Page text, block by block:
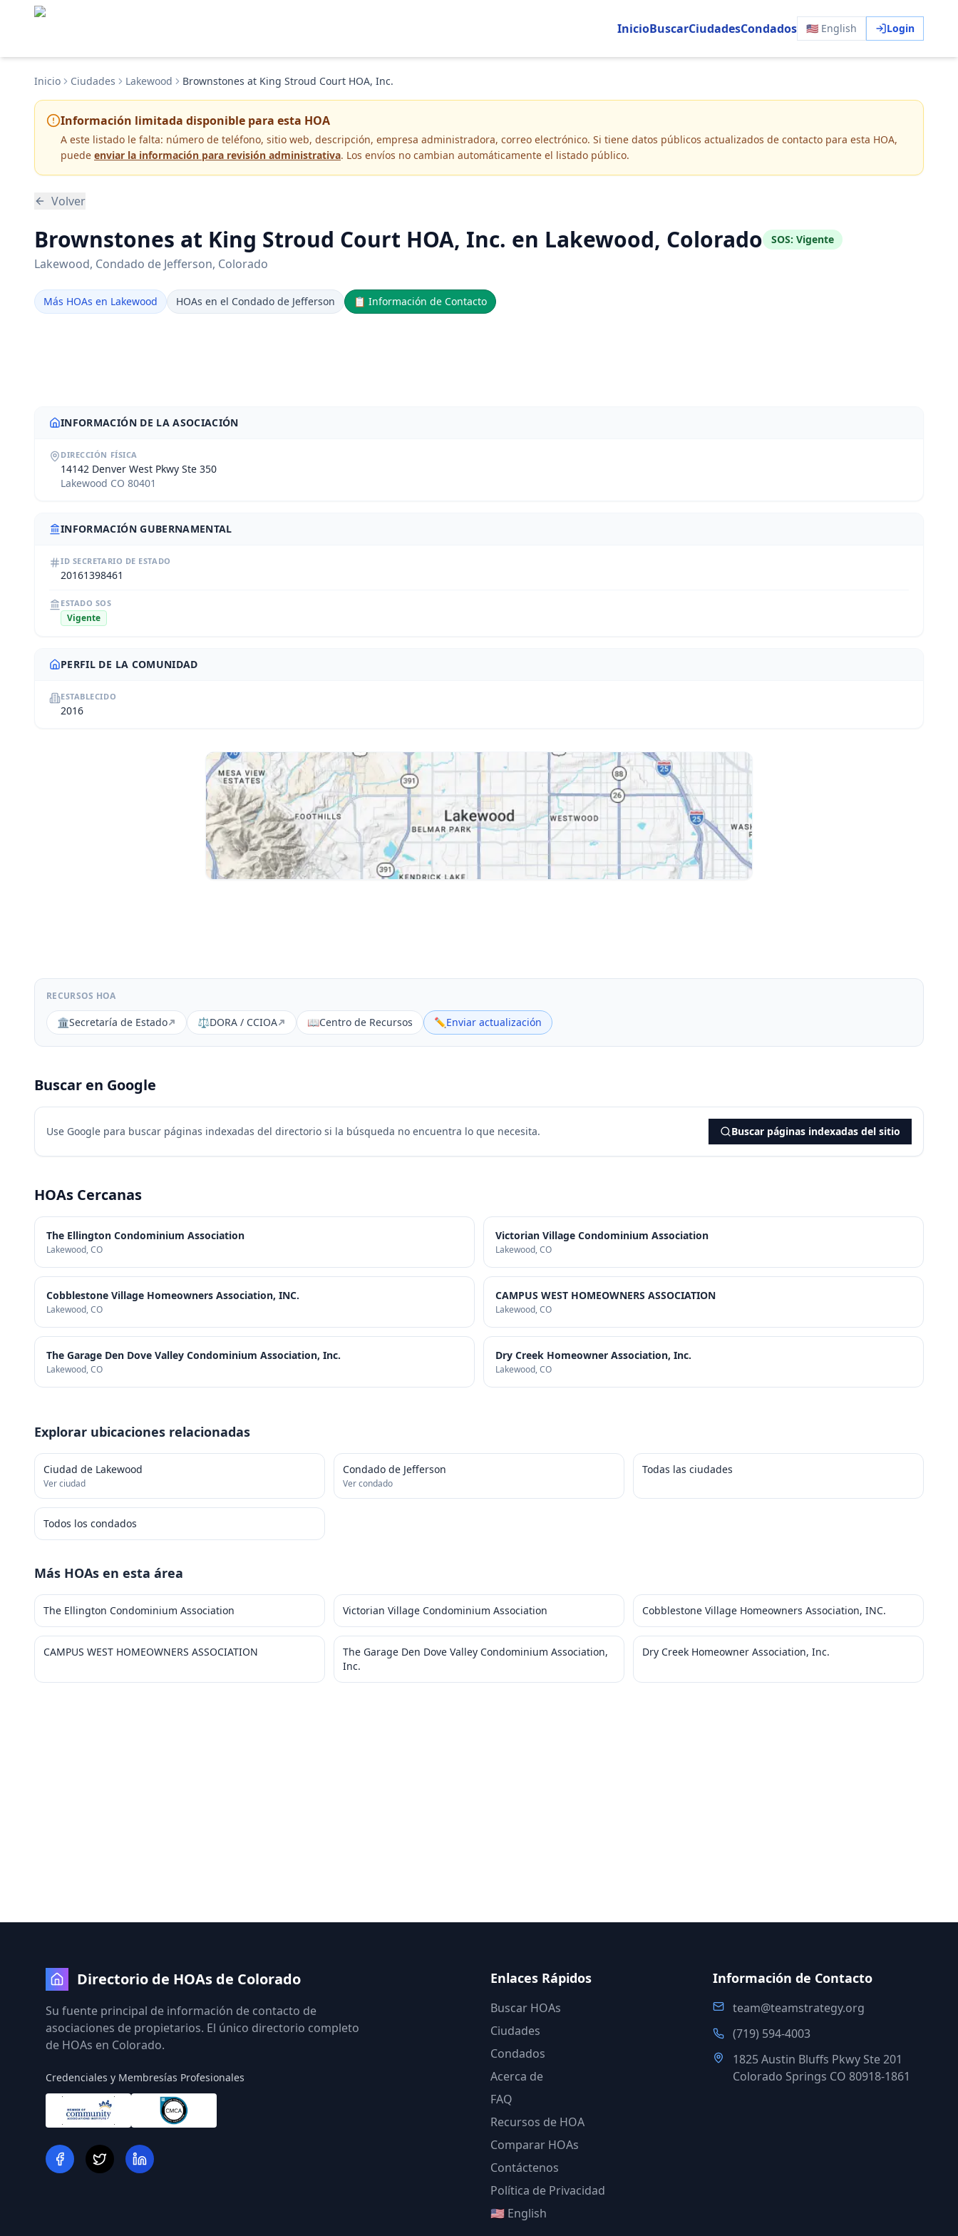
InicioBuscarCiudadesCondados 🇺🇸 English Login
Inicio Ciudades Lakewood Brownstones at King Stroud Court HOA, Inc.
Información limitada disponible para esta HOA
A este listado le falta: número de teléfono, sitio web, descripción, empresa administradora, correo electrónico. Si tiene datos públicos actualizados de contacto para esta HOA,
puede enviar la información para revisión administrativa. Los envíos no cambian automáticamente el listado público.
Volver
Brownstones at King Stroud Court HOA, Inc. en Lakewood, Colorado SOS: Vigente
Lakewood, Condado de Jefferson, Colorado
Más HOAs en Lakewood HOAs en el Condado de Jefferson 📋 Información de Contacto
INFORMACIÓN DE LA ASOCIACIÓN
DIRECCIÓN FÍSICA
14142 Denver West Pkwy Ste 350
Lakewood CO 80401
INFORMACIÓN GUBERNAMENTAL
ID SECRETARIO DE ESTADO
20161398461
ESTADO SOS
Vigente
PERFIL DE LA COMUNIDAD
ESTABLECIDO
2016
RECURSOS HOA
🏛️Secretaría de Estado ⚖️DORA / CCIOA 📖Centro de Recursos ✏️Enviar actualización
Buscar en Google
Use Google para buscar páginas indexadas del directorio si la búsqueda no encuentra lo que necesita. Buscar páginas indexadas del sitio
HOAs Cercanas
The Ellington Condominium Association
Lakewood, CO
Victorian Village Condominium Association
Lakewood, CO
Cobblestone Village Homeowners Association, INC.
Lakewood, CO
CAMPUS WEST HOMEOWNERS ASSOCIATION
Lakewood, CO
The Garage Den Dove Valley Condominium Association, Inc.
Lakewood, CO
Dry Creek Homeowner Association, Inc.
Lakewood, CO
Explorar ubicaciones relacionadas
Ciudad de Lakewood
Ver ciudad
Condado de Jefferson
Ver condado
Todas las ciudades
Todos los condados
Más HOAs en esta área
The Ellington Condominium Association Victorian Village Condominium Association Cobblestone Village Homeowners Association, INC.
CAMPUS WEST HOMEOWNERS ASSOCIATION
The Garage Den Dove Valley Condominium Association,
Inc.
Dry Creek Homeowner Association, Inc.
Directorio de HOAs de Colorado
Su fuente principal de información de contacto de
asociaciones de propietarios. El único directorio completo
de HOAs en Colorado.
Credenciales y Membresías Profesionales
Enlaces Rápidos
Buscar HOAs
Ciudades
Condados
Acerca de
FAQ
Recursos de HOA
Comparar HOAs
Contáctenos
Política de Privacidad
🇺🇸 English
Información de Contacto
team@teamstrategy.org
(719) 594-4003
1825 Austin Bluffs Pkwy Ste 201
Colorado Springs CO 80918-1861